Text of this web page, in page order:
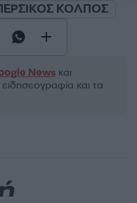
ΚΟΛΠΟΣ
News και
και τα